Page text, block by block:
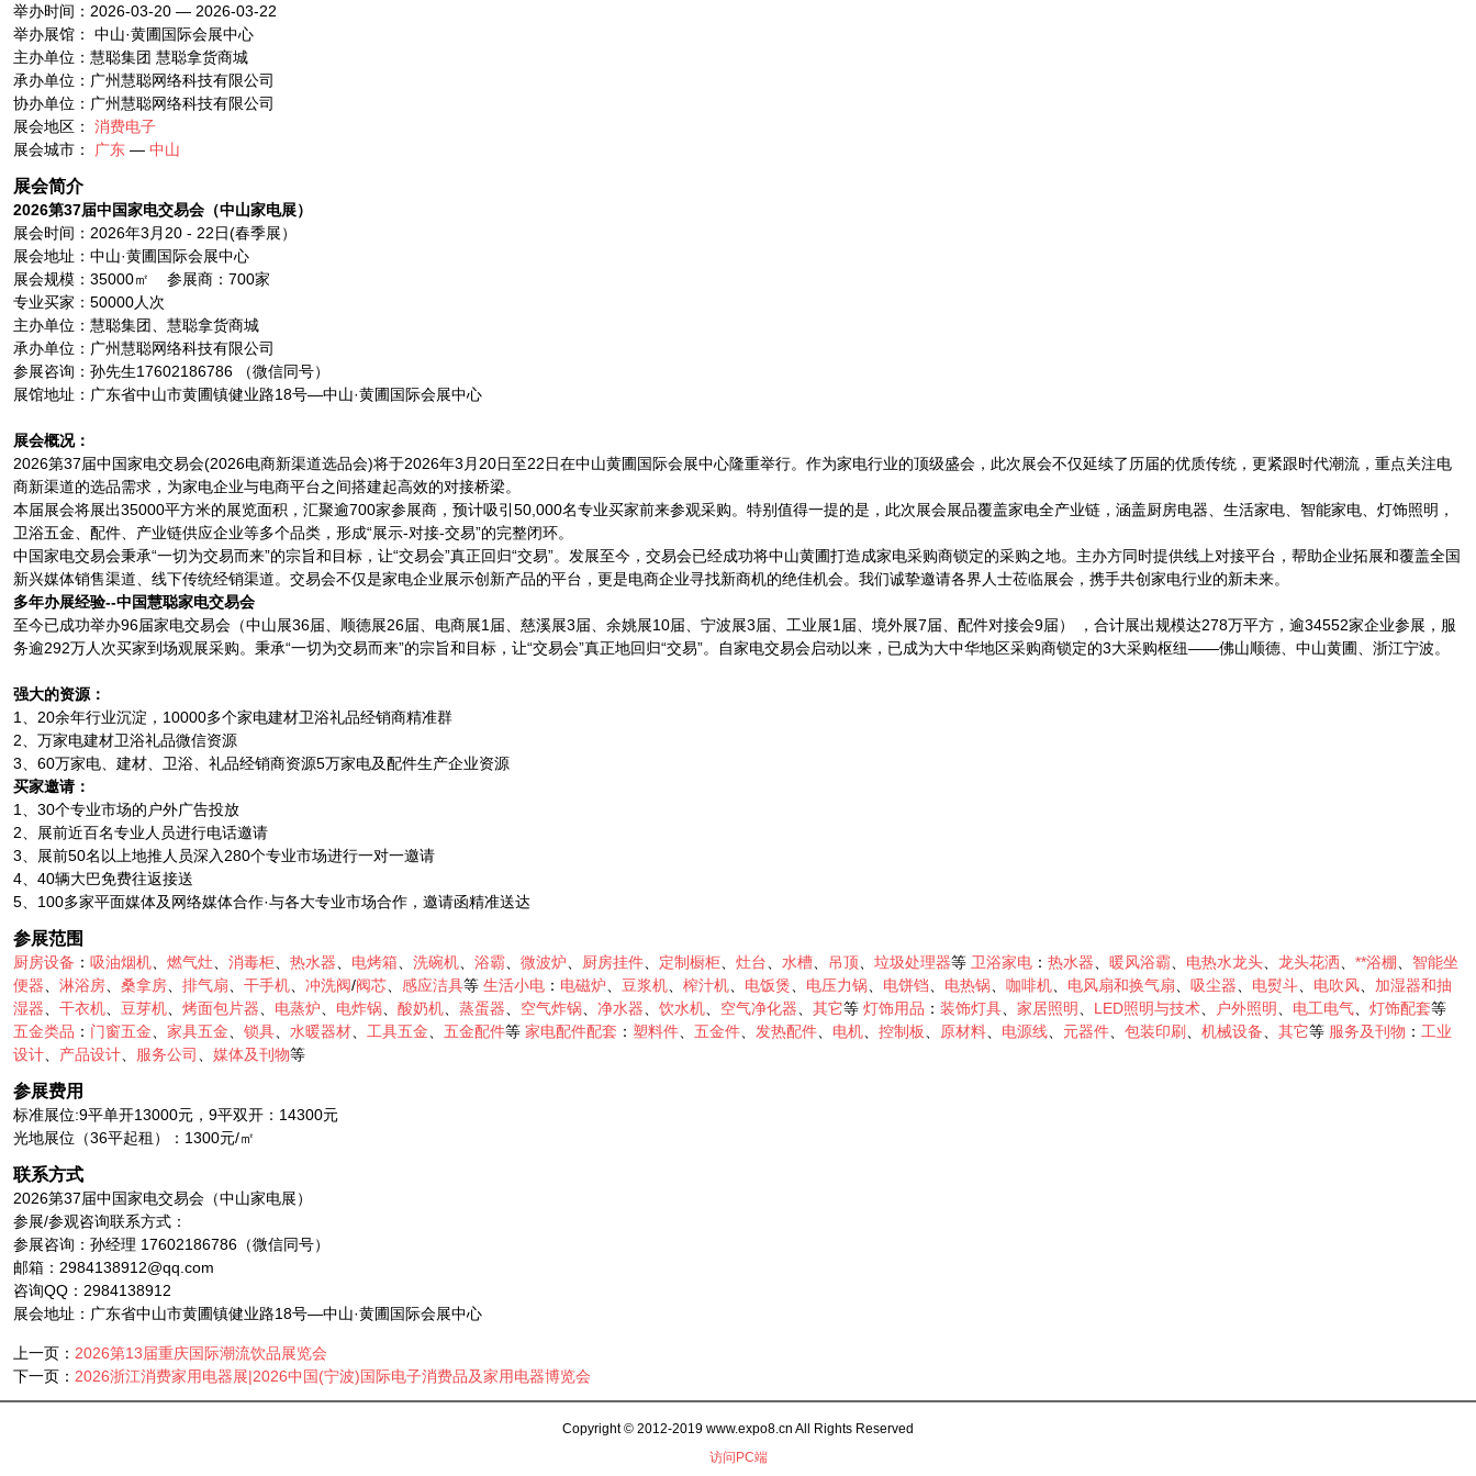
举办时间：2026-03-20 — 2026-03-22
举办展馆： 中山·黄圃国际会展中心
主办单位：慧聪集团 慧聪拿货商城
承办单位：广州慧聪网络科技有限公司
协办单位：广州慧聪网络科技有限公司
展会地区： 消费电子
展会城市：
广东 — 中山
展会简介
2026第37届中国家电交易会 （中山家电展）
展会时间：2026年3月20 - 22日(春季展）
展会地址：中山·黄圃国际会展中心
展会规模：35000㎡ 参展商：700家
专业买家：50000人次
主办单位：慧聪集团、慧聪拿货商城
承办单位：广州慧聪网络科技有限公司
参展咨询：孙先生17602186786 （微信同号）
展馆地址：广东省中山市黄圃镇健业路18号—中山·黄圃国际会展中心
展会概况：
2026第37届中国家电交易会(2026电商新渠道选品会)将于2026年3月20日至22日在中山黄圃国际会展中心隆重举行。作为家电行业的顶级盛会，此次展会不仅延续了历届的优质传统，更紧跟时代潮流，重点关注电
商新渠道的选品需求，为家电企业与电商平台之间搭建起高效的对接桥梁。
本届展会将展出35000平方米的展览面积，汇聚逾700家参展商，预计吸引50,000名专业买家前来参观采购。特别值得一提的是，此次展会展品覆盖家电全产业链，涵盖厨房电器、生活家电、智能家电、灯饰照明，
卫浴五金、配件、产业链供应企业等多个品类，形成“展示-对接-交易”的完整闭环。
中国家电交易会秉承“一切为交易而来”的宗旨和目标，让“交易会”真正回归“交易”。发展至今，交易会已经成功将中山黄圃打造成家电采购商锁定的采购之地。主办方同时提供线上对接平台，帮助企业拓展和覆盖全国
新兴媒体销售渠道、线下传统经销渠道。交易会不仅是家电企业展示创新产品的平台，更是电商企业寻找新商机的绝佳机会。我们诚挚邀请各界人士莅临展会，携手共创家电行业的新未来。
多年办展经验--中国慧聪家电交易会
至今已成功举办96届家电交易会（中山展36届、顺德展26届、电商展1届、慈溪展3届、余姚展10届、宁波展3届、工业展1届、境外展7届、配件对接会9届） ，合计展出规模达278万平方，逾34552家企业参展，服
务逾292万人次买家到场观展采购。秉承“一切为交易而来”的宗旨和目标，让“交易会”真正地回归“交易”。自家电交易会启动以来，已成为大中华地区采购商锁定的3大采购枢纽——佛山顺德、中山黄圃、浙江宁波。
强大的资源：
1、20余年行业沉淀，10000多个家电建材卫浴礼品经销商精准群
2、万家电建材卫浴礼品微信资源
3、60万家电、建材、卫浴、礼品经销商资源5万家电及配件生产企业资源
买家邀请：
1、30个专业市场的户外广告投放
2、展前近百名专业人员进行电话邀请
3、展前50名以上地推人员深入280个专业市场进行一对一邀请
4、40辆大巴免费往返接送
5、100多家平面媒体及网络媒体合作·与各大专业市场合作，邀请函精准送达
参展范围
厨房设备 ： 吸油烟机 燃气灶 消毒柜 热水器 电烤箱 洗碗机 浴霸 微波炉 厨房挂件 定制橱柜 灶台 水槽 吊顶 垃圾处理器等 卫浴家电 ： 热水器 暖风浴霸 电热水龙头 龙头花洒 **浴棚
智能坐
便器
淋浴房 桑拿房 排气扇 干手机 冲洗阀/阀芯 感应洁具等 生活小电 ： 电磁炉 豆浆机 榨汁机 电饭煲 电压力锅 电饼铛 电热锅 咖啡机 电风扇和换气扇 吸尘器 电熨斗 电吹风
加湿器和抽
湿器
干衣机 豆芽机 烤面包片器 电蒸炉 电炸锅 酸奶机 蒸蛋器 空气炸锅 净水器 饮水机 空气净化器 其它等 灯饰用品 ： 装饰灯具 家居照明 LED照明与技术 户外照明 电工电气 灯饰配套等
五金类品 ： 门窗五金 家具五金 锁具 水暖器材 工具五金 五金配件等 家电配件配套 ： 塑料件 五金件 发热配件 电机 控制板 原材料 电源线 元器件 包装印刷 机械设备 其它等 服务及刊物 ： 工业
设计
产品设计 服务公司 媒体及刊物等
参展费用
标准展位:9平单开13000元，9平双开：14300元
光地展位（36平起租）：1300元/㎡
联系方式
2026第37届中国家电交易会（中山家电展）
参展/参观咨询联系方式：
参展咨询：孙经理 17602186786（微信同号）
邮箱：2984138912@qq.com
咨询QQ：2984138912
展会地址：广东省中山市黄圃镇健业路18号—中山·黄圃国际会展中心
上一页： 2026第13届重庆国际潮流饮品展览会
下一页： 2026浙江消费家用电器展|2026中国(宁波)国际电子消费品及家用电器博览会
Copyright © 2012-2019 www.expo8.cn All Rights Reserved
访问PC端